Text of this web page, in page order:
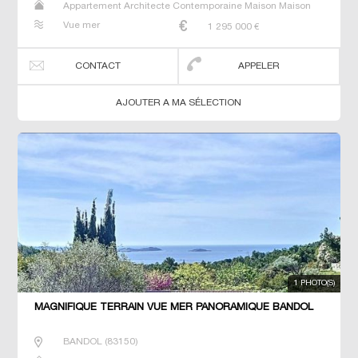
Appartement Architecte Contemporaine Maison Maison
Vue mer
1 295 000 €
CONTACT APPELER
AJOUTER A MA SÉLECTION
1 PHOTO(S)
MAGNIFIQUE TERRAIN VUE MER PANORAMIQUE BANDOL
BANDOL (83150)